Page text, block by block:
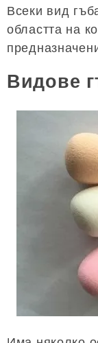
Всеки вид
областта на
Видове